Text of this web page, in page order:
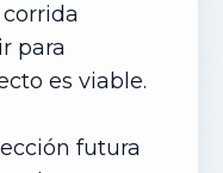
para
es viable.
futura